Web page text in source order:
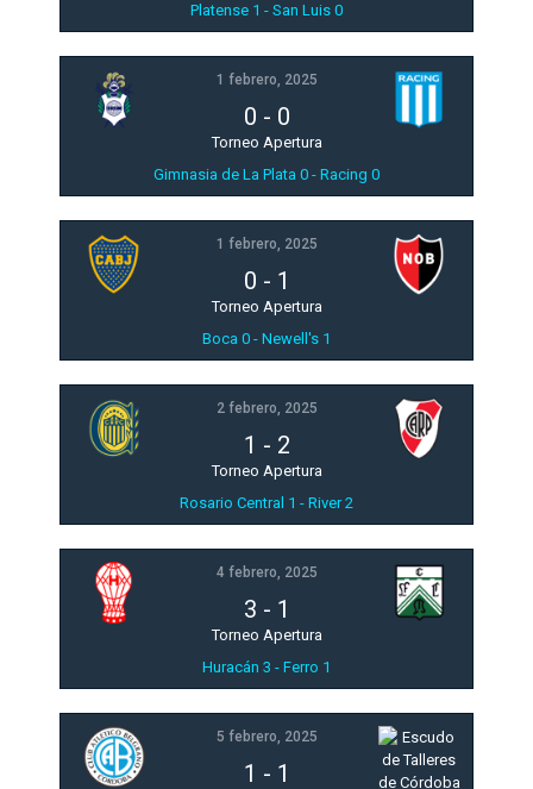
Platense 1 - San Luis 0
1 febrero, 2025
0 - 0
Torneo Apertura
Gimnasia de La Plata 0 - Racing 0
1 febrero, 2025
0 - 1
Torneo Apertura
Boca 0 - Newell's 1
2 febrero, 2025
1 - 2
Torneo Apertura
Rosario Central 1 - River 2
4 febrero, 2025
3 - 1
Torneo Apertura
Huracán 3 - Ferro 1
5 febrero, 2025
1 - 1